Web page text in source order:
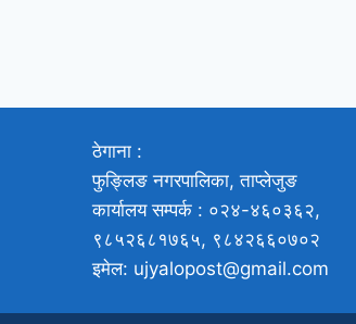
ठेगाना :
फुङ्लिङ नगरपालिका, ताप्लेजुङ
कार्यालय सम्पर्क : ०२४-४६०३६२,
९८५२६८१७६५, ९८४२६६०७०२
इमेल: ujyalopost@gmail.com